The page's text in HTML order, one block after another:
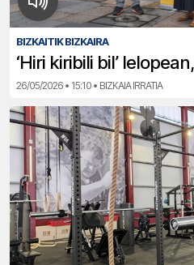
BIZKAITIK BIZKAIRA
‘Hiri kiribili bil’
26/05/2026 • 15:10 • BIZKAIA IRRATIA